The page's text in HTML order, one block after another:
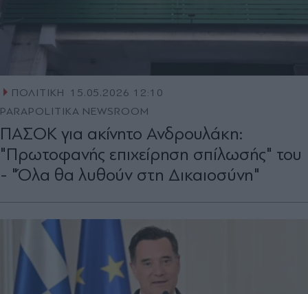
ΠΟΛΙΤΙΚΗ
15.05.2026 12:10
PARAPOLITIKA NEWSROOM
ΠΑΣΟΚ για ακίνητο Ανδρουλάκη:
"Πρωτοφανής επιχείρηση σπίλωσής" του
- "Όλα θα λυθούν στη Δικαιοσύνη"